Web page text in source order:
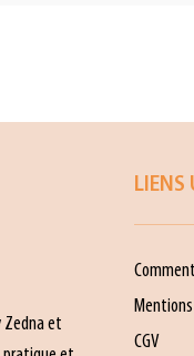
Zedna et
LIENS
CGV